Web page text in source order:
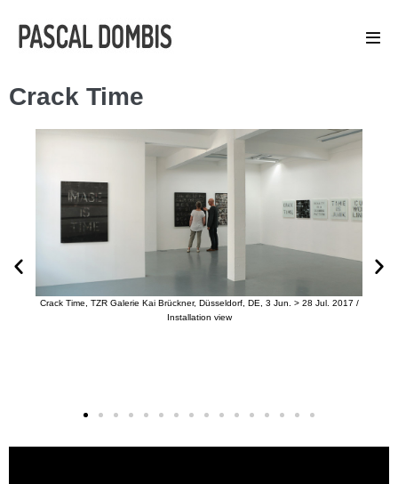
Crack Time
DE, 3 Jun. > 28 Jul. 2017 /
Crack Time, TZR Galerie Kai Brückner, Düsseldorf, DE, 3